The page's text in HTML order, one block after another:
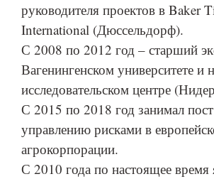
руководителя проектов в Baker
International (Дюссельдорф).
С 2008 по 2012 год – старший
Вагенингенском университете и
исследовательском центре
С 2015 по 2018 год занимал
управлению рисками в
агрокорпорации.
С 2010 года по настоящее время